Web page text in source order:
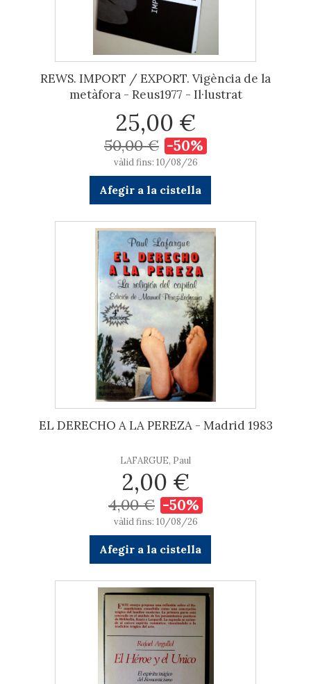
REWS. IMPORT / EXPORT. Vigència de la
metàfora - Reus1977 - Il·lustrat
25,00 €
50,00 € -50%
vàlid fins: 10/08/26
Afegir a la cistella
EL DERECHO A LA PEREZA - Madrid 1983
LAFARGUE, Paul
2,00 €
4,00 € -50%
vàlid fins: 10/08/26
Afegir a la cistella